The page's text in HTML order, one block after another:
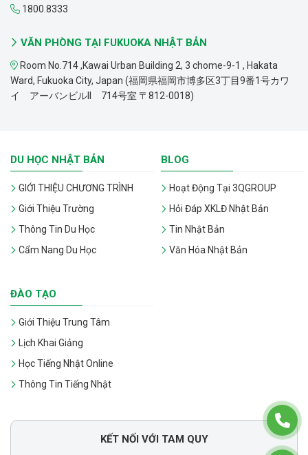
1800.8333
VĂN PHÒNG TẠI FUKUOKA NHẬT BẢN
Room No.714 ,Kawai Urban Building 2, 3 chome-9-1 , Hakata
Ward, Fukuoka City, Japan (福岡県福岡市博多区3丁目9番1号カワ
イ アーバンビルII 714号室 〒812-0018)
DU HỌC NHẬT BẢN
GIỚI THIỆU CHƯƠNG TRÌNH
Giới Thiệu Trường
Thông Tin Du Học
Cẩm Nang Du Học
BLOG
Hoạt Động Tại 3QGROUP
Hỏi Đáp XKLĐ Nhật Bản
Tin Nhật Bản
Văn Hóa Nhật Bản
ĐÀO TẠO
Giới Thiệu Trung Tâm
Lịch Khai Giảng
Học Tiếng Nhật Online
Thông Tin Tiếng Nhật
KẾT NỐI VỚI TAM QUY